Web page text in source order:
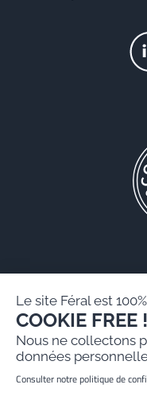
Politique de
Le site Féral est 100%
COOKIE FREE !
Nous ne collectons
données
Consulter notre politique de